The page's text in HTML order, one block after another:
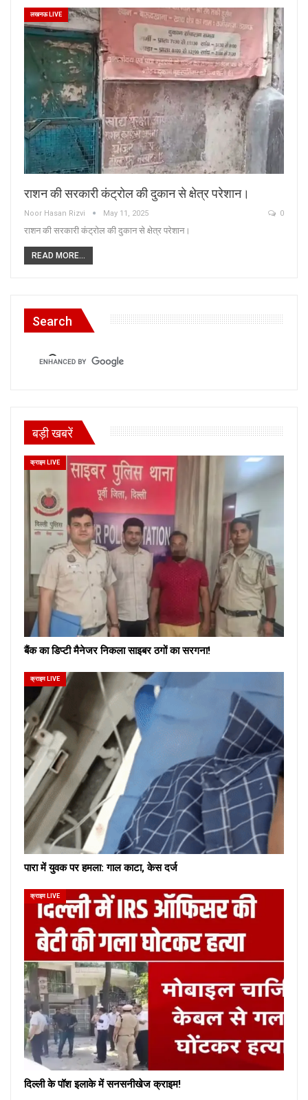
लखनऊ LIVE
राशन की सरकारी कंट्रोल की दुकान से क्षेत्र परेशान।
Noor Hasan Rizvi May 11, 2025 0
राशन की सरकारी कंट्रोल की दुकान से क्षेत्र परेशान।
READ MORE...
Search
बड़ी खबरें
क्राइम LIVE
बैंक का डिप्टी मैनेजर निकला साइबर ठगों का सरगना!
क्राइम LIVE
पारा में युवक पर हमला: गाल काटा, केस दर्ज
क्राइम LIVE
दिल्ली के पॉश इलाके में सनसनीखेज क्राइम!